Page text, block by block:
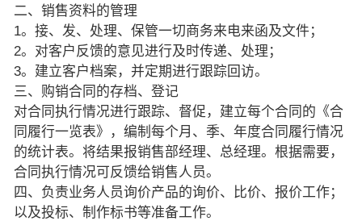
二、销售资料的管理
1。接、发、处理、保管一切商务来电来函及文件；
2。对客户反馈的意见进行及时传递、处理；
3。建立客户档案，并定期进行跟踪回访。
三、购销合同的存档、登记
对合同执行情况进行跟踪、督促，建立每个合同的《合
同履行一览表》，编制每个月、季、年度合同履行情况
的统计表。将结果报销售部经理、总经理。根据需要，
合同执行情况可反馈给销售人员。
四、负责业务人员询价产品的询价、比价、报价工作；
以及投标、制作标书等准备工作。